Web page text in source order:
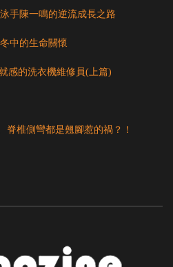
手陳一鳴的逆流成長之路
中的生命關懷
感的洗衣機維修員(上篇)
脊椎側彎都是翹腳惹的禍？！